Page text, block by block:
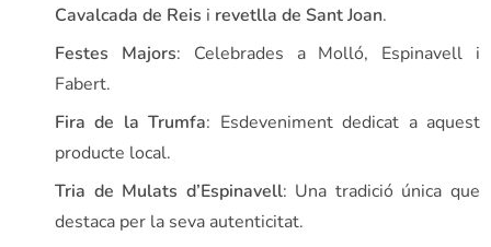
Cavalcada de Reis i revetlla de Sant Joan.
Festes Majors: Celebrades a Molló, Espinavell i
Fabert.
Fira de la Trumfa: Esdeveniment dedicat a aquest
producte local.
Tria de Mulats d’Espinavell: Una tradició única que
destaca per la seva autenticitat.